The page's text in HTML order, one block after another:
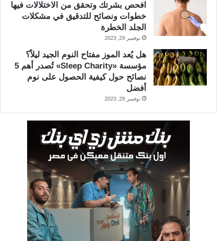
افحص بشرتك وتحقق من الاختلالات فيها
خطوات ونصائح للتدقيق في مشكلات
الجلد الخطرة
نوفمبر 29, 2023
هل يُعد الموز مفتاح النوم الجيد ليلاً؟
مؤسسة «Sleep Charity» تُصدر أهم 5
نصائح حول كيفية الحصول على نوم
أفضل
نوفمبر 29, 2023